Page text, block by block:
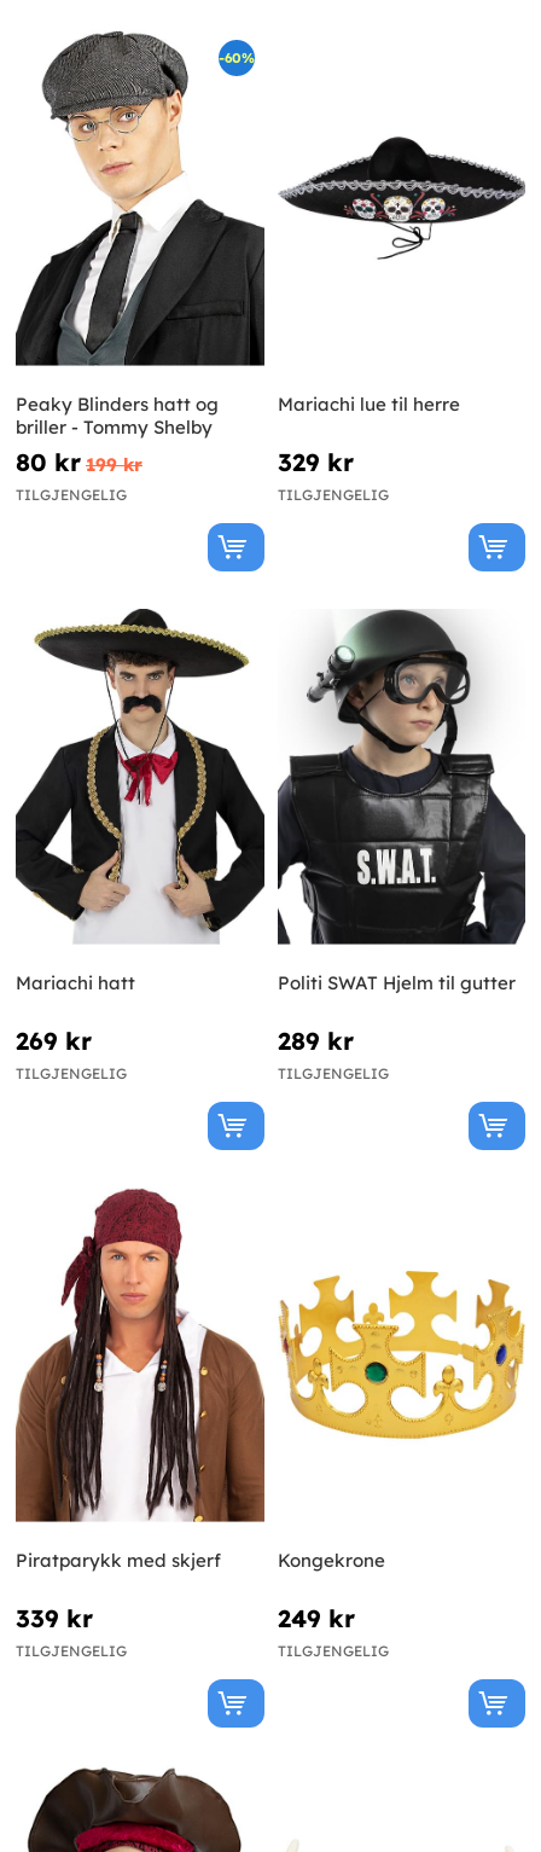
-60%
Peaky Blinders hatt og
briller - Tommy Shelby
80 kr 199 kr
TILGJENGELIG
Mariachi lue til herre
329 kr
TILGJENGELIG
Mariachi hatt
269 kr
TILGJENGELIG
Politi SWAT Hjelm til gutter
289 kr
TILGJENGELIG
Piratparykk med skjerf
339 kr
TILGJENGELIG
Kongekrone
249 kr
TILGJENGELIG